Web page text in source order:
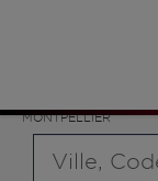
MONTPELLIER
bouteille
distributeur